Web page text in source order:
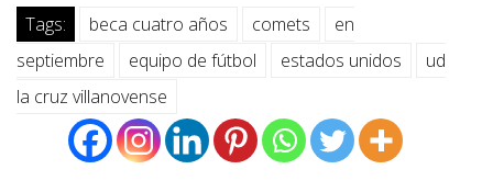
Tags: beca cuatro años comets
en
septiembre
equipo de fútbol estados unidos
ud
la cruz villanovense